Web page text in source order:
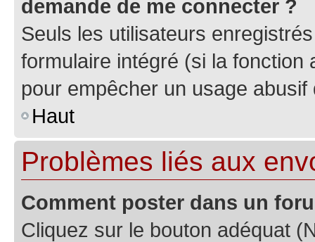
demande de me connecter ?
Seuls les utilisateurs
formulaire intégré (si la fonction
pour empêcher un usage
Haut
Problèmes liés aux
Comment poster dans un
Cliquez sur le bouton adéquat